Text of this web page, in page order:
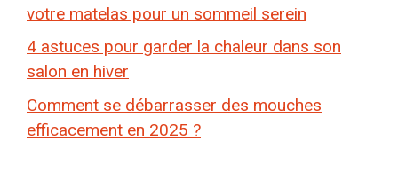
votre matelas pour un sommeil serein
4 astuces pour garder la chaleur dans son
salon en hiver
Comment se débarrasser des mouches
efficacement en 2025 ?